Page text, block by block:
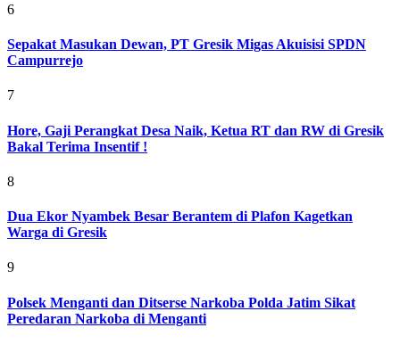
6
Sepakat Masukan Dewan, PT Gresik Migas Akuisisi SPDN
Campurrejo
7
Hore, Gaji Perangkat Desa Naik, Ketua RT dan RW di Gresik
Bakal Terima Insentif !
8
Dua Ekor Nyambek Besar Berantem di Plafon Kagetkan
Warga di Gresik
9
Polsek Menganti dan Ditserse Narkoba Polda Jatim Sikat
Peredaran Narkoba di Menganti